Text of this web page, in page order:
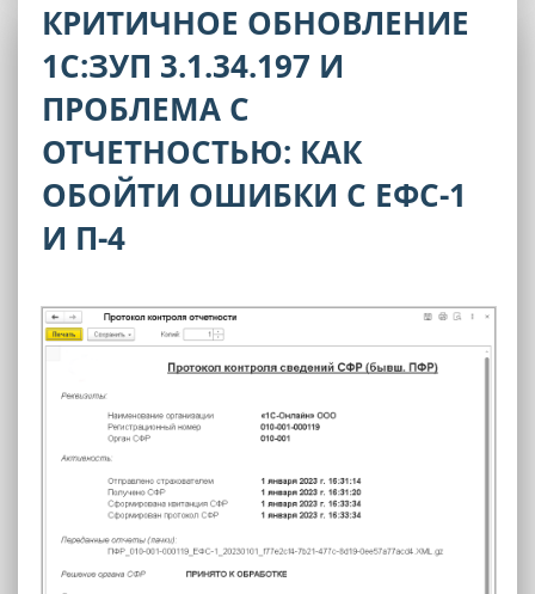
КРИТИЧНОЕ ОБНОВЛЕНИЕ
1С:ЗУП 3.1.34.197 И
ПРОБЛЕМА С
ОТЧЕТНОСТЬЮ: КАК
ОБОЙТИ ОШИБКИ С ЕФС-1
И П-4